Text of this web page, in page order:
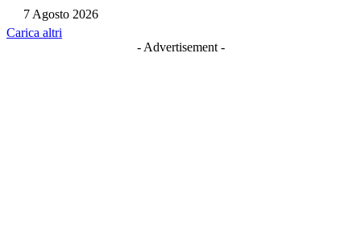
7 Agosto 2026
Carica altri
- Advertisement -